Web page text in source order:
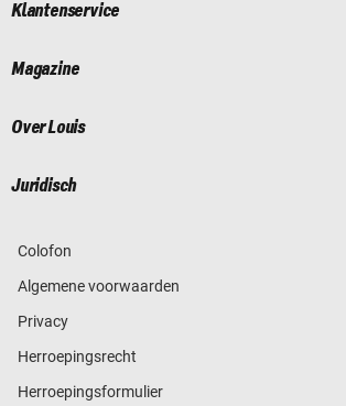
Klantenservice
Magazine
Over Louis
Juridisch
Colofon
Algemene voorwaarden
Privacy
Herroepingsrecht
Herroepingsformulier